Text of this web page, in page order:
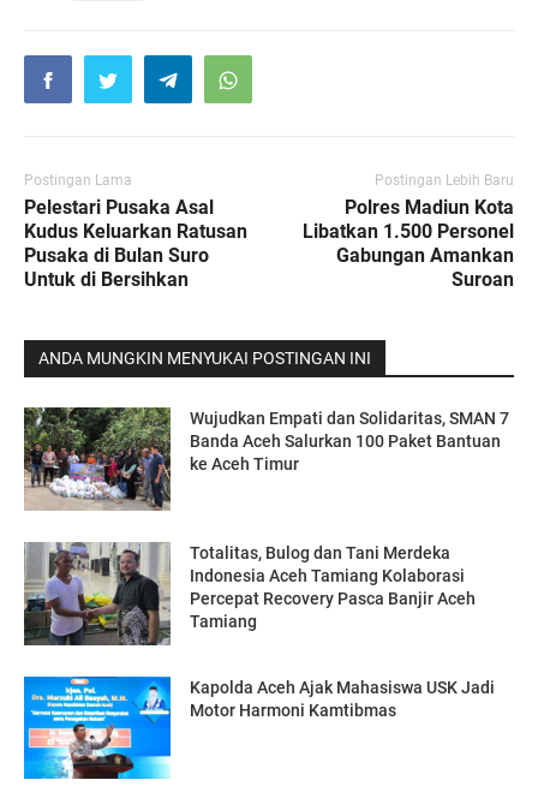
Postingan Lama
Pelestari Pusaka Asal
Kudus Keluarkan Ratusan
Pusaka di Bulan Suro
Untuk di Bersihkan
Postingan Lebih Baru
Polres Madiun Kota
Libatkan 1.500 Personel
Gabungan Amankan
Suroan
ANDA MUNGKIN MENYUKAI POSTINGAN INI
Wujudkan Empati dan Solidaritas, SMAN 7
Banda Aceh Salurkan 100 Paket Bantuan
ke Aceh Timur
Totalitas, Bulog dan Tani Merdeka
Indonesia Aceh Tamiang Kolaborasi
Percepat Recovery Pasca Banjir Aceh
Tamiang
Kapolda Aceh Ajak Mahasiswa USK Jadi
Motor Harmoni Kamtibmas